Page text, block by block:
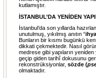
kutlamıştır.
İSTANBUL’DA YENİDEN
İstanbul’da son yıllarda
unutulmuş, yıkılmış anıtın “
Bunların bir kısmı bugünkü
dikkati çekmektedir. Nasıl
medrese gibi yapıların
geçip giden tarihî dokusunu
rekonstrüksiyonlar, sözde (
olmaktadır.